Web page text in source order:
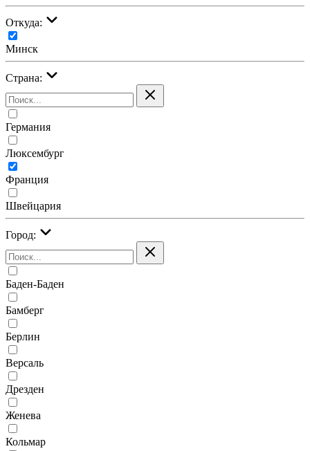
Откуда:
Минск
Страна:
Германия
Люксембург
Франция
Швейцария
Город:
Баден-Баден
Бамберг
Берлин
Версаль
Дрезден
Женева
Кольмар